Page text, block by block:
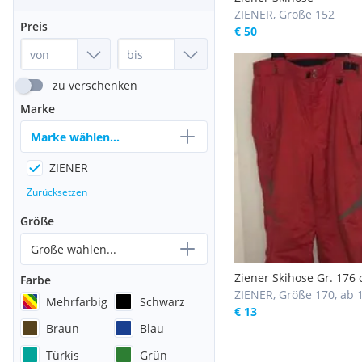
Preis
zu verschenken
Marke
Marke wählen...
ZIENER
Zurücksetzen
Größe
Größe wählen...
Farbe
Mehrfarbig
Schwarz
Braun
Blau
Türkis
Grün
ZIENER, Größe 152
€ 50
Ziener Skihose Gr. 176
ZIENER, Größe 170, ab
€ 13